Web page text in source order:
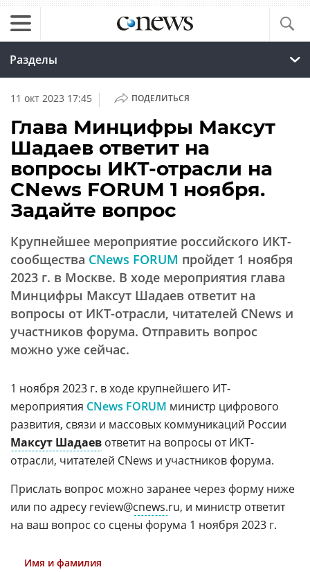
Разделы
11 окт 2023 17:45 | ПОДЕЛИТЬСЯ
Глава Минцифры Максут
Шадаев ответит на
вопросы ИКТ-отрасли на
CNews FORUM 1 ноября.
Задайте вопрос
Крупнейшее мероприятие российского ИКТ-
сообщества CNews FORUM пройдет 1 ноября
2023 г. в Москве. В ходе мероприятия глава
Минцифры Максут Шадаев ответит на
вопросы от ИКТ-отрасли, читателей CNews и
участников форума. Отправить вопрос
можно уже сейчас.
1 ноября 2023 г. в ходе крупнейшего ИТ-
мероприятия CNews FORUM министр цифрового
развития, связи и массовых коммуникаций России
Максут Шадаев ответит на вопросы от ИКТ-
отрасли, читателей CNews и участников форума.
Прислать вопрос можно заранее через форму ниже
или по адресу review@cnews.ru, и министр ответит
на ваш вопрос со сцены форума 1 ноября 2023 г.
Имя и фамилия